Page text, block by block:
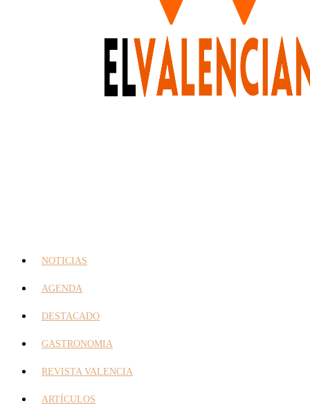
NOTICIAS
AGENDA
DESTACADO
GASTRONOMIA
REVISTA VALENCIA
ARTÍCULOS